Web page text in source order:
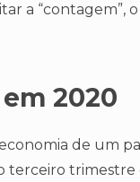
a “contagem”,
2020
de um
terceiro